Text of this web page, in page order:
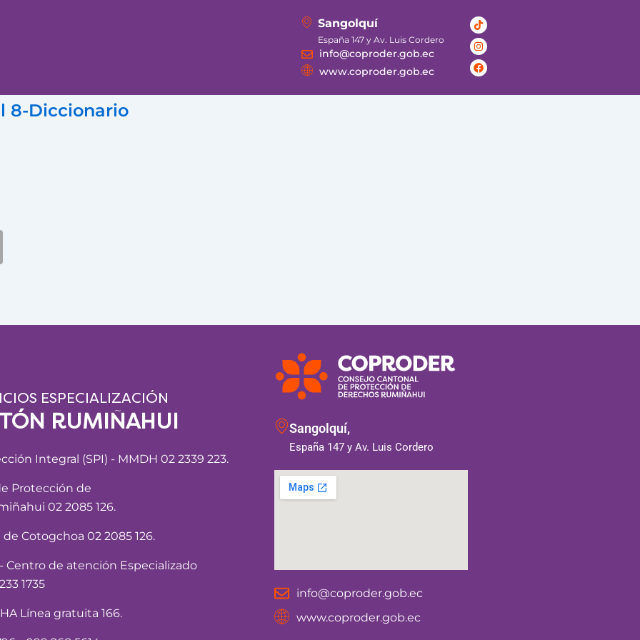
Sangolquí
España 147 y Av. Luis Cordero
info@coproder.gob.ec
www.coproder.gob.ec
Tiktok
Instagram
Facebook
8-Diccionario
ESPECIALIZACIÓN
RUMIÑAHUI
Integral (SPI) - MMDH 02 2339 223.
Protección de
02 2085 126.
Cotogchoa 02 2085 126.
Centro de atención Especializado
1735
Línea gratuita 166.
Sangolquí,
España 147 y Av. Luis Cordero
info@coproder.gob.ec
www.coproder.gob.ec